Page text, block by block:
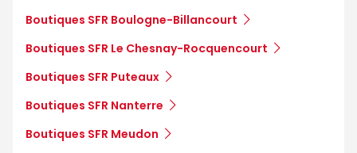
Boutiques SFR Boulogne-Billancourt
Boutiques SFR Le Chesnay-Rocquencourt
Boutiques SFR Puteaux
Boutiques SFR Nanterre
Boutiques SFR Meudon